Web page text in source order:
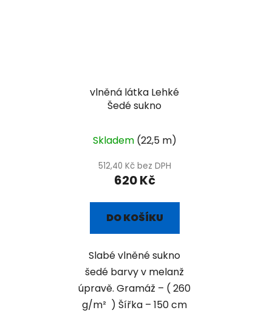
vlněná látka Lehké
Šedé sukno
Skladem (22,5 m)
512,40 Kč bez DPH
620 Kč
DO KOŠÍKU
Slabé vlněné sukno
šedé barvy v melanž
úpravě. Gramáž – ( 260
g/m² ) Šířka – 150 cm